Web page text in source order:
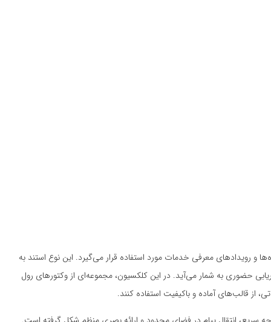
و رویدادهای معرفی خدمات مورد استفاده قرار می‌گیرد. این نوع استند به
حضوری به شمار می‌آید. در این کلکسیون، مجموعه‌ای از وکتورهای رول
از قالب‌های آماده و باکیفیت استفاده کنند.